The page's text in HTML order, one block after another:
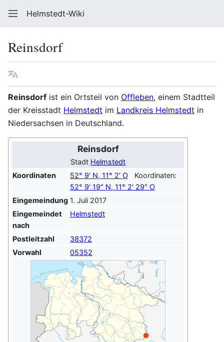
Helmstedt-Wiki
Reinsdorf
Sprache
Reinsdorf ist ein Ortsteil von Offleben, einem Stadtteil
der Kreisstadt Helmstedt im Landkreis Helmstedt in
Niedersachsen in Deutschland.
Reinsdorf
Stadt Helmstedt
Koordinaten
52° 9′ N, 11° 2′ O
Koordinaten:
52° 9′ 19″ N, 11° 2′ 29″ O
Eingemeindung 1. Juli 2017
Eingemeindet
nach
Helmstedt
Postleitzahl
38372
Vorwahl
05352